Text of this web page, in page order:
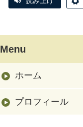
Menu
ホーム
プロフィール